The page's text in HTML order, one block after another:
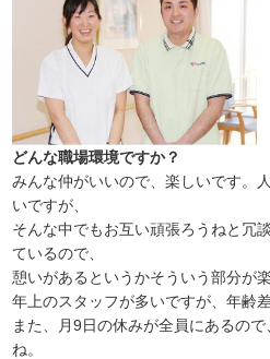
どんな職場環境ですか？
みんな仲がいいので、楽しいです。
いですが、
そんな中でもお互い頑張ろうねと冗
ているので、
憩いがあるというかそういう部分が
年上のスタッフが多いですが、年齢
また、月9日の休みが全員にあるの
ね。